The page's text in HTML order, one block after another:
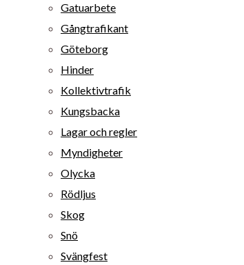
Gatuarbete
Gångtrafikant
Göteborg
Hinder
Kollektivtrafik
Kungsbacka
Lagar och regler
Myndigheter
Olycka
Rödljus
Skog
Snö
Svängfest